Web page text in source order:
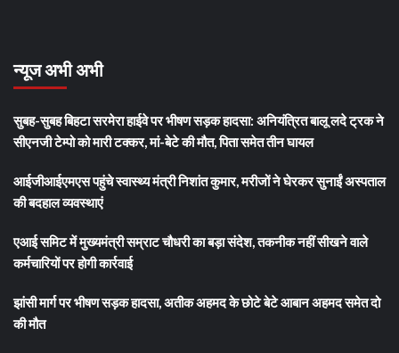
न्यूज अभी अभी
सुबह-सुबह बिहटा सरमेरा हाईवे पर भीषण सड़क हादसा: अनियंत्रित बालू लदे ट्रक ने
सीएनजी टेम्पो को मारी टक्कर, मां-बेटे की मौत, पिता समेत तीन घायल
आईजीआईएमएस पहुंचे स्वास्थ्य मंत्री निशांत कुमार, मरीजों ने घेरकर सुनाईं अस्पताल
की बदहाल व्यवस्थाएं
एआई समिट में मुख्यमंत्री सम्राट चौधरी का बड़ा संदेश, तकनीक नहीं सीखने वाले
कर्मचारियों पर होगी कार्रवाई
झांसी मार्ग पर भीषण सड़क हादसा, अतीक अहमद के छोटे बेटे आबान अहमद समेत दो
की मौत